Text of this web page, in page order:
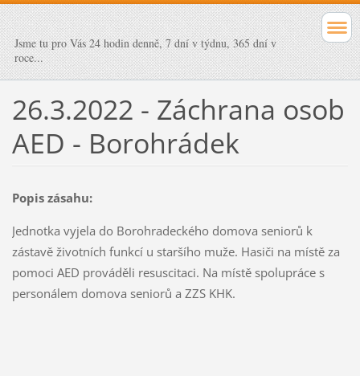
Jsme tu pro Vás 24 hodin denně, 7 dní v týdnu, 365 dní v
roce...
26.3.2022 - Záchrana osob
AED - Borohrádek
Popis zásahu:
Jednotka vyjela do Borohradeckého domova seniorů k
zástavě životních funkcí u staršího muže. Hasiči na místě za
pomoci AED prováděli resuscitaci. Na místě spolupráce s
personálem domova seniorů a ZZS KHK.